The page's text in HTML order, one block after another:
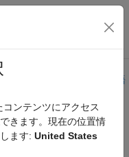
ーション メ
されました。最新版の英語
ンテンツにアクセス
きます。現在の位置情
ます: United States